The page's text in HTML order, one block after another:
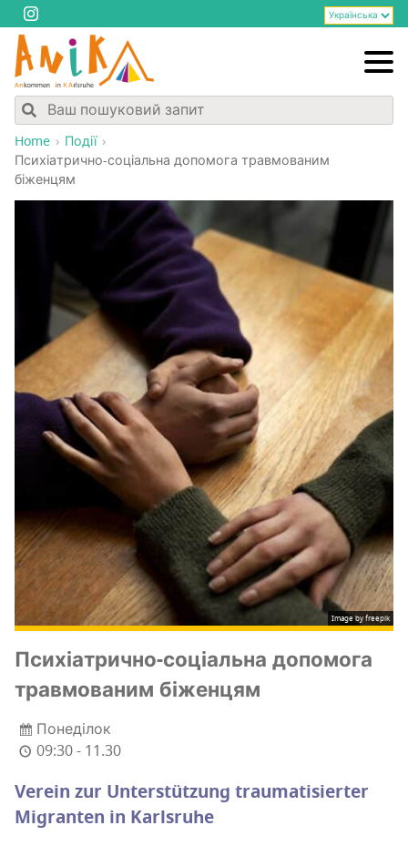
Home
Події
Пси­хі­а­три­чно-соці­аль­на допо­мо­га трав­мо­ва­ним
біженцям
Image by freepik
Пси­хі­а­три­чно-соці­аль­на допо­мо­га
трав­мо­ва­ним біженцям
Понеділок
09:30 - 11.30
Verein zur Unterstützung traumatisierter
Migranten in Karlsruhe